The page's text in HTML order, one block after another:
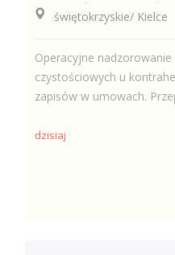
świętokrzyskie/ Kielce
Operacyjne
czystościowych u
zapisów w umowach.
dzisiaj